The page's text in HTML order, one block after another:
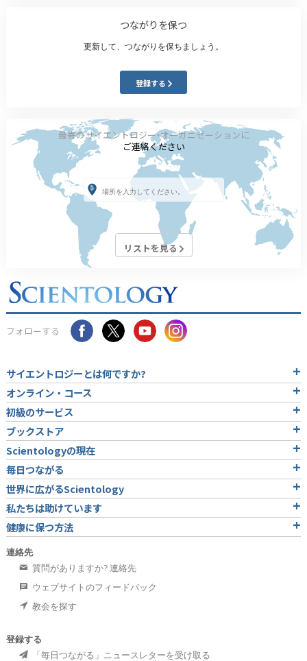
つながりを保つ
更新して、つながりを保ちましょう。
登録する
最寄のサイエントロジー･オーガニゼーションに
ご連絡ください
リストを見る
フォローする
サイエントロジーとは何ですか?
オンライン・コース
初級のサービス
ブックストア
Scientologyの現在
毎日つながる
世界に広がるScientology
私たちは助けています
健康に保つ方法
連絡先
質問がありますか? 連絡先
ウェブサイトのフィードバック
教会を探す
登録する
「毎日つながる」ニュースレターを受け取る